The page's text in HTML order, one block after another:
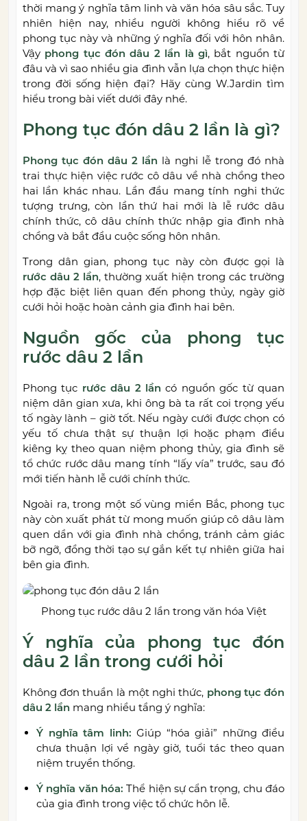
thời mang ý nghĩa tâm linh và văn hóa sâu sắc. Tuy
nhiên hiện nay, nhiều người không hiểu rõ về
phong tục này và những ý nghĩa đối với hôn nhân.
Vậy phong tục đón dâu 2 lần là gì, bắt nguồn từ
đâu và vì sao nhiều gia đình vẫn lựa chọn thực hiện
trong đời sống hiện đại? Hãy cùng W.Jardin tìm
hiểu trong bài viết dưới đây nhé.
Phong tục đón dâu 2 lần là gì?
Phong tục đón dâu 2 lần là nghi lễ trong đó nhà
trai thực hiện việc rước cô dâu về nhà chồng theo
hai lần khác nhau. Lần đầu mang tính nghi thức
tượng trưng, còn lần thứ hai mới là lễ rước dâu
chính thức, cô dâu chính thức nhập gia đình nhà
chồng và bắt đầu cuộc sống hôn nhân.
Trong dân gian, phong tục này còn được gọi là
rước dâu 2 lần, thường xuất hiện trong các trường
hợp đặc biệt liên quan đến phong thủy, ngày giờ
cưới hỏi hoặc hoàn cảnh gia đình hai bên.
Nguồn gốc của phong tục
rước dâu 2 lần
Phong tục rước dâu 2 lần có nguồn gốc từ quan
niệm dân gian xưa, khi ông bà ta rất coi trọng yếu
tố ngày lành – giờ tốt. Nếu ngày cưới được chọn có
yếu tố chưa thật sự thuận lợi hoặc phạm điều
kiêng kỵ theo quan niệm phong thủy, gia đình sẽ
tổ chức rước dâu mang tính “lấy vía” trước, sau đó
mới tiến hành lễ cưới chính thức.
Ngoài ra, trong một số vùng miền Bắc, phong tục
này còn xuất phát từ mong muốn giúp cô dâu làm
quen dần với gia đình nhà chồng, tránh cảm giác
bỡ ngỡ, đồng thời tạo sự gắn kết tự nhiên giữa hai
bên gia đình.
Phong tục rước dâu 2 lần trong văn hóa Việt
Ý nghĩa của phong tục đón
dâu 2 lần trong cưới hỏi
Không đơn thuần là một nghi thức, phong tục đón
dâu 2 lần mang nhiều tầng ý nghĩa:
Ý nghĩa tâm linh: Giúp “hóa giải” những điều
chưa thuận lợi về ngày giờ, tuổi tác theo quan
niệm truyền thống.
Ý nghĩa văn hóa: Thể hiện sự cẩn trọng, chu đáo
của gia đình trong việc tổ chức hôn lễ.